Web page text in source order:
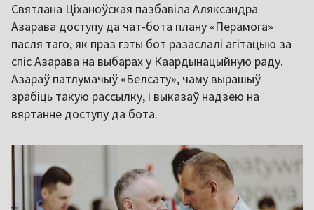
Святлана Ціханоўская пазбавіла Аляксандра
Азарава доступу да чат-бота плану «Перамога»
пасля таго, як праз гэты бот разаслалі агітацыю за
спіс Азарава на выбарах у Каардынацыйную раду.
Азараў патлумачыў «Белсату», чаму вырашыў
зрабіць такую рассылку, і выказаў надзею на
вяртанне доступу да бота.